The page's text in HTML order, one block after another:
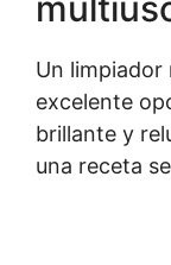
Un limpiador
excelente
brillante y
una receta